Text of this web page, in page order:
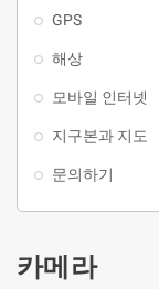
GPS
해상
모바일 인터넷
지구본과 지도
문의하기
카메라